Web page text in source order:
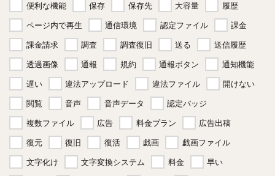
便利な機能
保存 保存先 大容量
履歴
ページ内で再生
通信環境 認定ファイル
課金
課金請求
調査 調査復旧 送る
送信履歴
透過画像
通報 規約 通報ボタン
通知機能
遅い
違法アップロード 違法ファイル
開けない
閲覧
音声 音声データ
認定バッジ
複数ファイル
広告 料金プラン
広告出稿
復元
復旧 復活 戯画
戯画ファイル
文字化け
文字変換システム 料金
早い